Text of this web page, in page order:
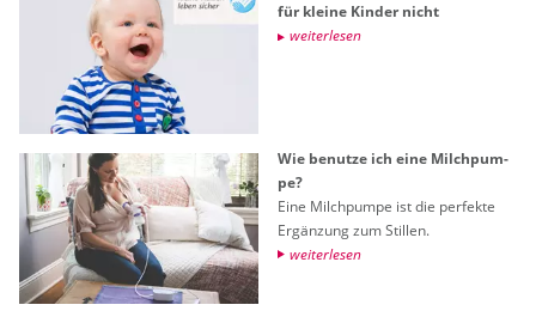
für klei­ne Kin­der nicht
wei­ter­le­sen
Wie be­nut­ze ich eine Milch­pum­
pe?
Eine Milch­pum­pe ist die per­fek­te
Er­gän­zung zum Stil­len.
wei­ter­le­sen